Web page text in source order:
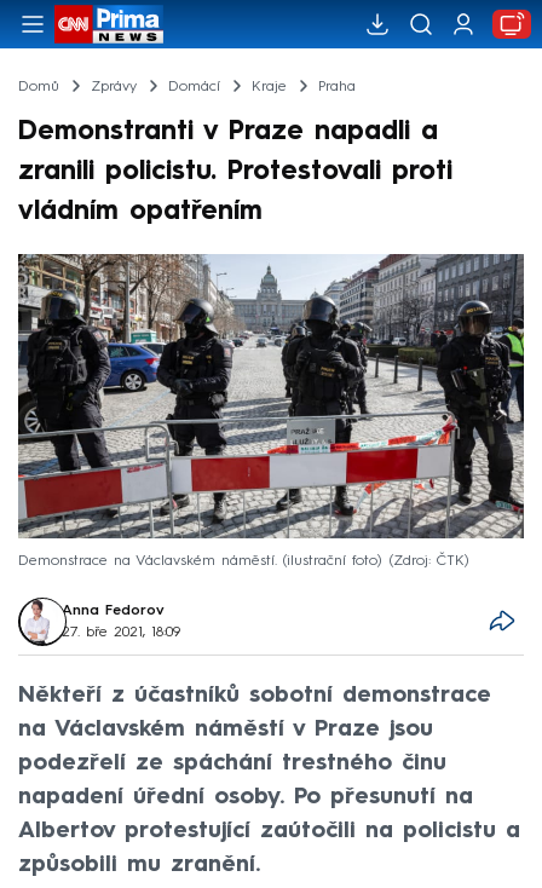
Domů Zprávy Domácí Kraje Praha
Demonstranti v Praze napadli a
zranili policistu. Protestovali proti
vládním opatřením
Demonstrace na Václavském náměstí. (ilustrační foto) Zdroj: ČTK
Anna Fedorov
27. bře 2021, 18:09
Někteří z účastníků sobotní demonstrace
na Václavském náměstí v Praze jsou
podezřelí ze spáchání trestného činu
napadení úřední osoby. Po přesunutí na
Albertov protestující zaútočili na policistu a
způsobili mu zranění.